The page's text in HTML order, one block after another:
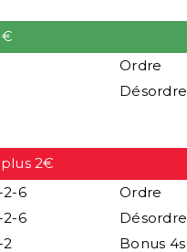
Ordre
Désordre
2€
2-6
Ordre
2-6
Désordre
2
Bonus 4s